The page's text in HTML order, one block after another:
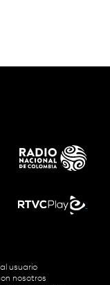
usuario
nosotros